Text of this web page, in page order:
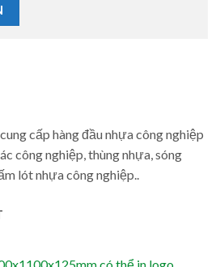
cấp hàng đầu nhựa công nghiệp
công nghiệp, thùng nhựa, sóng
lót nhựa công nghiệp..